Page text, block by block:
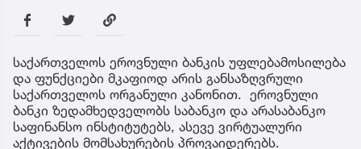
საქართველოს ეროვნული ბანკის უფლებამოსილება
და ფუნქციები მკაფიოდ არის განსაზღვრული
საქართველოს ორგანული კანონით. ეროვნული
ბანკი ზედამხედველობს საბანკო და არასაბანკო
საფინანსო ინსტიტუტებს, ასევე ვირტუალური
აქტივების მომსახურების პროვაიდერებს.